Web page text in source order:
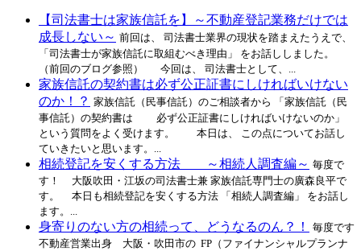
【司法書士は家族信託を】～不動産登記業務だけでは
成長しない～ 前回は、 司法書士業界の現状を踏まえたうえで、
「司法書士が家族信託に取組むべき理由」 をお話ししました。
（前回のブログ参照） 今回は、 司法書士として、...
家族信託の契約書は必ず公正証書にしければいけない
のか！？ 家族信託（民事信託）のご相談者から 「家族信託（民
事信託）の契約書は 必ず公正証書にしければいけないのか」
という質問をよく受けます。 本日は、 この点についてお話し
ていきたいと思います。...
相続登記を安くする方法 ～相続人調査編～ 毎度で
す！ 大阪吹田・江坂の司法書士兼 家族信託専門士の廣森良平で
す。 本日も相続登記を安くする方法 「相続人調査編」 をお話し
ます。...
身寄りのない方の相続って、どうなるのん？！
毎度です
不動産営業出身 大阪・吹田市の FP（ファイナンシャルプランナ